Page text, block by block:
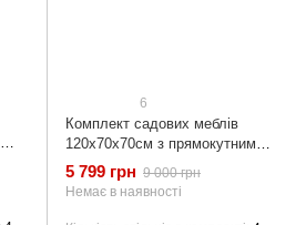
6
Комплект садових меблів
120х70х70см з прямокутним
столом 4Points Udine-4,
Коричневий
5 799 грн 9 000 грн
Немає в наявності